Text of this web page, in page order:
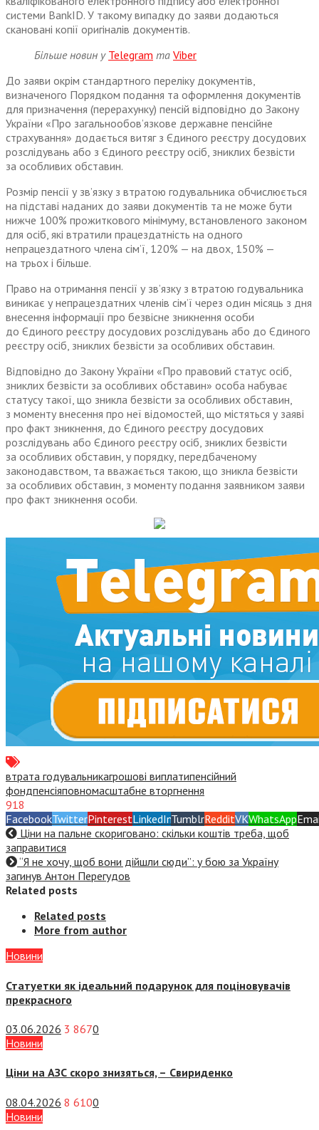
системи BankID. У такому випадку до заяви додаються
скановані копії оригіналів документів.
Більше новин у Telegram та Viber
До заяви окрім стандартного переліку документів,
визначеного Порядком подання та оформлення документів
для призначення (перерахунку) пенсій відповідно до Закону
України «Про загальнообов’язкове державне пенсійне
страхування» додається витяг з Єдиного реєстру досудових
розслідувань або з Єдиного реєстру осіб, зниклих безвісти
за особливих обставин.
Розмір пенсії у зв’язку з втратою годувальника обчислюється
на підставі наданих до заяви документів та не може бути
нижче 100% прожиткового мінімуму, встановленого законом
для осіб, які втратили працездатність на одного
непрацездатного члена сім’ї, 120% — на двох, 150% —
на трьох і більше.
Право на отримання пенсії у зв’язку з втратою годувальника
виникає у непрацездатних членів сім’ї через один місяць з дня
внесення інформації про безвісне зникнення особи
до Єдиного реєстру досудових розслідувань або до Єдиного
реєстру осіб, зниклих безвісти за особливих обставин.
Відповідно до Закону України «Про правовий статус осіб,
зниклих безвісти за особливих обставин» особа набуває
статусу такої, що зникла безвісти за особливих обставин,
з моменту внесення про неї відомостей, що містяться у заяві
про факт зникнення, до Єдиного реєстру досудових
розслідувань або Єдиного реєстру осіб, зниклих безвісти
за особливих обставин, у порядку, передбаченому
законодавством, та вважається такою, що зникла безвісти
за особливих обставин, з моменту подання заявником заяви
про факт зникнення особи.
втрата годувальникагрошові виплатипенсійний
фондпенсіяповномасштабне вторгнення
918
FacebookTwitterPinterestLinkedInTumblrRedditVKWhatsApp
Ціни на пальне скориговано: скільки коштів треба, щоб
заправитися
“Я не хочу, щоб вони дійшли сюди”: у бою за Україну
загинув Антон Перегудов
Related posts
Related posts
More from author
Новини
Статуетки як ідеальний подарунок для поціновувачів
прекрасного
03.06.2026 3 8670
Новини
Ціни на АЗС скоро знизяться, – Свириденко
08.04.2026 8 6100
Новини